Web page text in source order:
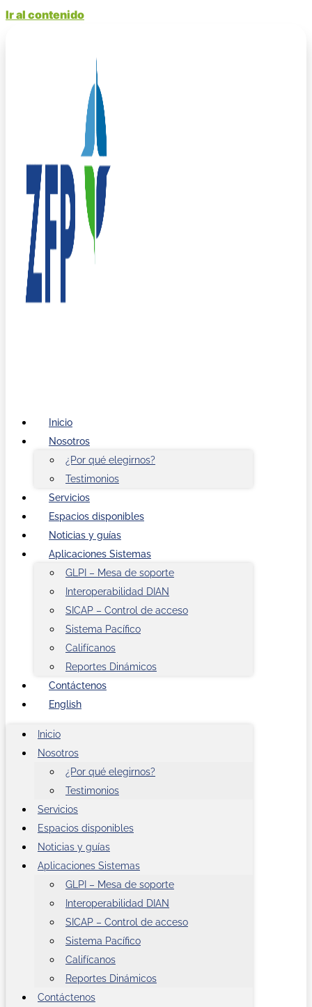
Ir al contenido
Inicio
Nosotros
¿Por qué elegirnos?
Testimonios
Servicios
Espacios disponibles
Noticias y guías
Aplicaciones Sistemas
GLPI – Mesa de soporte
Interoperabilidad DIAN
SICAP – Control de acceso
Sistema Pacífico
Califícanos
Reportes Dinámicos
Contáctenos
English
Inicio
Nosotros
¿Por qué elegirnos?
Testimonios
Servicios
Espacios disponibles
Noticias y guías
Aplicaciones Sistemas
GLPI – Mesa de soporte
Interoperabilidad DIAN
SICAP – Control de acceso
Sistema Pacífico
Califícanos
Reportes Dinámicos
Contáctenos